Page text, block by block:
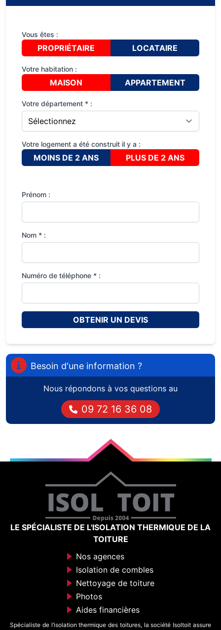
Vous êtes :
PROPRIÉTAIRE LOCATAIRE
Votre habitation :
MAISON APPARTEMENT
Votre département * :
Votre logement a été construit il y a :
MOINS DE 2 ANS PLUS DE 2 ANS
Prénom :
Nom * :
Numéro de téléphone * :
OBTENIR UN DEVIS
Besoin d'une information ?
Nous répondons à vos questions au
09 72 16 36 08
LE SPÉCIALISTE DE L'ISOLATION THERMIQUE DE LA
TOITURE
Nos agences
Isolation de combles
Nettoyage de toiture
Photos
Aides financières
Spécialiste de l’isolation thermique des toitures, la société Isoltoit assure